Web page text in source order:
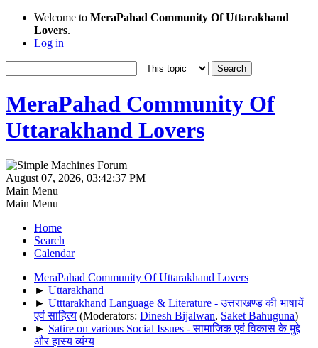
Welcome to MeraPahad Community Of Uttarakhand
Lovers.
Log in
MeraPahad Community Of
Uttarakhand Lovers
August 07, 2026, 03:42:37 PM
Main Menu
Main Menu
Home
Search
Calendar
MeraPahad Community Of Uttarakhand Lovers
► Uttarakhand
► Utttarakhand Language & Literature - उत्तराखण्ड की भाषायें
एवं साहित्य (Moderators: Dinesh Bijalwan, Saket Bahuguna)
► Satire on various Social Issues - सामाजिक एवं विकास के मुद्दे
और हास्य व्यंग्य